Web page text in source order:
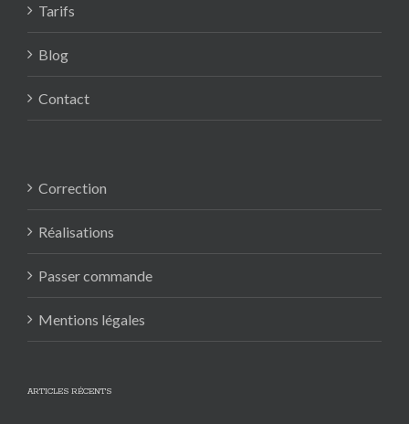
Tarifs
Blog
Contact
Correction
Réalisations
Passer commande
Mentions légales
ARTICLES RÉCENTS